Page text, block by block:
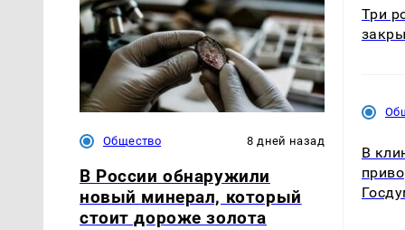
Общество 8 дней назад
В России обнаружили
новый минерал, который
стоит дороже золота
Три
В